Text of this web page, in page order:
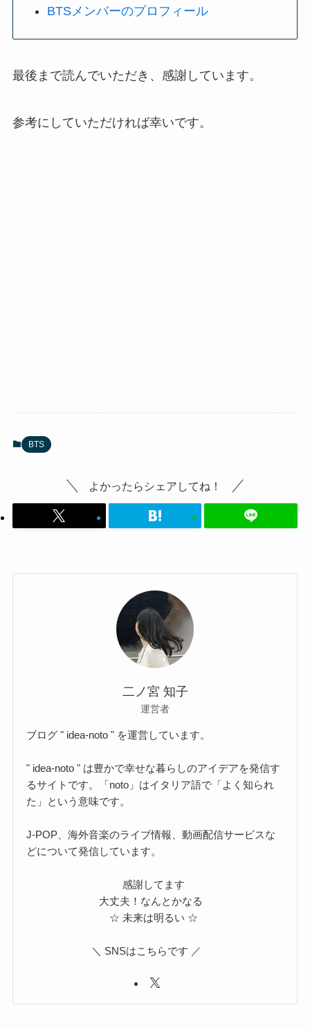
BTSメンバーのプロフィール
最後まで読んでいただき、感謝しています。
参考にしていただければ幸いです。
BTS
よかったらシェアしてね！
二ノ宮 知子
運営者
ブログ " idea-noto " を運営しています。
" idea-noto " は豊かで幸せな暮らしのアイデアを発信す
るサイトです。「noto」はイタリア語で「よく知られ
た」という意味です。
J-POP、海外音楽のライブ情報、動画配信サービスな
どについて発信しています。
感謝してます
大丈夫！なんとかなる
☆ 未来は明るい ☆
＼ SNSはこちらです ／